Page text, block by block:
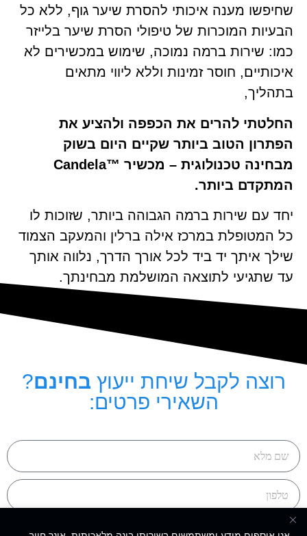
שחיפשו מענה איכותי להסרת שיער גוף, ללא כל
הבעיות המוכרות של טיפולי הסרת שיער בלייזר
כמו: שירות ברמה נמוכה, שימוש במכשירים לא
איכותיים, חוסר זמינות וללא ליווי מתאים
בתהליך,
החלטתי להרים את הכפפה ולהציע את
הפתרון הטוב ביותר שקיים היום בשוק
מבחינה טכנולוגית – מכשיר ™Candela
המתקדם ביותר.
יחד עם שירות ברמה הגבוהה ביותר, שזוכות לו
כל המטופלת במרכז אילה ברלין והמעקב הצמוד
שילך איתך יד ביד לכל אורך הדרך, נלווה אותך
עד שתגיעי לתוצאה המושלמת מבחינתך.
רוצה לקבל שיחת ייעוץבחינם?
השאירי פרטים: